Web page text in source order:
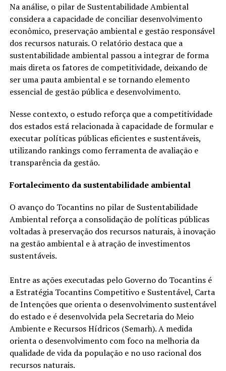
Na análise, o pilar de Sustentabilidade Ambiental
considera a capacidade de conciliar desenvolvimento
econômico, preservação ambiental e gestão responsável
dos recursos naturais. O relatório destaca que a
sustentabilidade ambiental passou a integrar de forma
mais direta os fatores de competitividade, deixando de
ser uma pauta ambiental e se tornando elemento
essencial de gestão pública e desenvolvimento.
Nesse contexto, o estudo reforça que a competitividade
dos estados está relacionada à capacidade de formular e
executar políticas públicas eficientes e sustentáveis,
utilizando rankings como ferramenta de avaliação e
transparência da gestão.
Fortalecimento da sustentabilidade ambiental
O avanço do Tocantins no pilar de Sustentabilidade
Ambiental reforça a consolidação de políticas públicas
voltadas à preservação dos recursos naturais, à inovação
na gestão ambiental e à atração de investimentos
sustentáveis.
Entre as ações executadas pelo Governo do Tocantins é
a Estratégia Tocantins Competitivo e Sustentável, Carta
de Intenções que orienta o desenvolvimento sustentável
do estado e é desenvolvida pela Secretaria do Meio
Ambiente e Recursos Hídricos (Semarh). A medida
orienta o desenvolvimento com foco na melhoria da
qualidade de vida da população e no uso racional dos
recursos naturais.